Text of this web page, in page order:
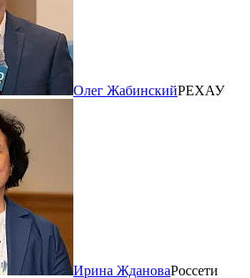
Олег ЖабинскийРЕХАУ
Ирина ЖдановаРоссети